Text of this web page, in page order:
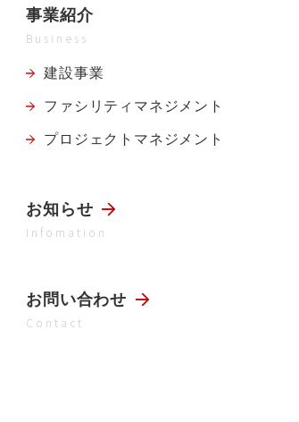
事業紹介
Business
建設事業
ファシリティ マネジメント
プロジェクト マネジメント
お知らせ
Infomation
お問い合わせ
Contact